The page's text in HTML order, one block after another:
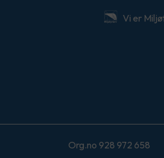
Vi er
Org.no 928 972 658